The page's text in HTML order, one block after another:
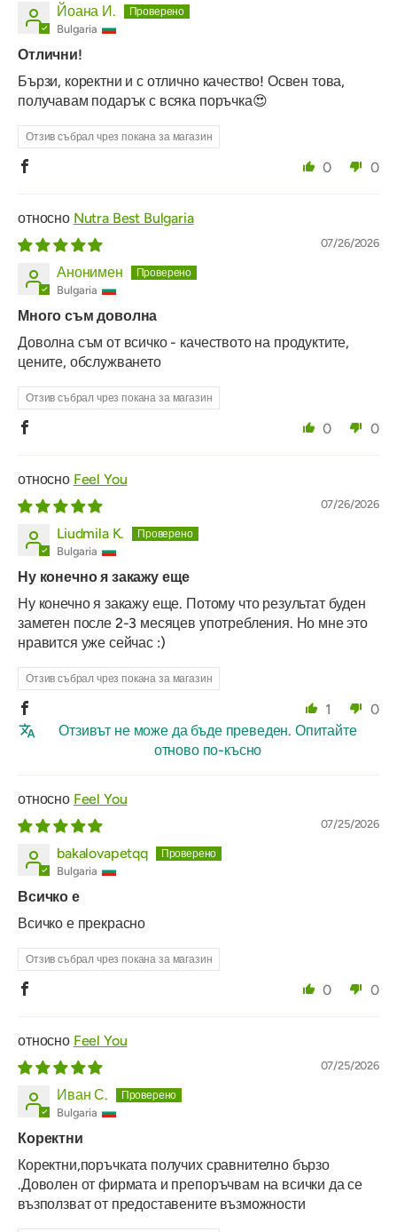
Йоана И.
Bulgaria
Отлични!
Бързи, коректни и с отлично качество! Освен това,
получавам подарък с всяка поръчка😍
Отзив събрал чрез покана за магазин
0 0
Nutra Best Bulgaria
07/26/2026
Анонимен
Bulgaria
Много съм доволна
Доволна съм от всичко - качеството на продуктите,
цените, обслужването
Отзив събрал чрез покана за магазин
0 0
Feel You
07/26/2026
Liudmila K.
Bulgaria
Ну конечно я закажу еще
Ну конечно я закажу еще. Потому что результат буден
заметен после 2-3 месяцев употребления. Но мне это
нравится уже сейчас :)
Отзив събрал чрез покана за магазин
1
0
Отзивът не може да бъде преведен. Опитайте
отново по-късно
Feel You
07/25/2026
bakalovapetqq
Bulgaria
Всичко е
Всичко е прекрасно
Отзив събрал чрез покана за магазин
0 0
Feel You
07/25/2026
Иван С.
Bulgaria
Коректни
Коректни,поръчката получих сравнително бързо
.Доволен от фирмата и препоръчвам на всички да се
възползват от предоставените възможности